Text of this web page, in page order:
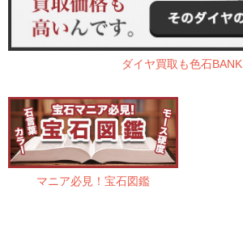
ダイヤ買取も色石BANK
マニア必見！宝石図鑑